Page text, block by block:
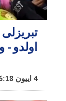
اولدو -
4 اییون 16:18